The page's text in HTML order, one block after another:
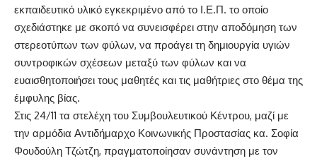
εκπαιδευτικό υλικό εγκεκριμένο από το Ι.Ε.Π. το οποίο
σχεδιάστηκε με σκοπό να συνεισφέρει στην αποδόμηση των
στερεοτύπων των φύλων, να προάγει τη δημιουργία υγιών
συντροφικών σχέσεων μεταξύ των φύλων και να
ευαισθητοποιήσει τους μαθητές και τις μαθήτριες στο θέμα της
έμφυλης βίας.
Στις 24/11 τα στελέχη του Συμβουλευτικού Κέντρου, μαζί με
την αρμόδια Αντιδήμαρχο Κοινωνικής Προστασίας κα. Σοφία
Φουδούλη Τζώτζη, πραγματοποίησαν συνάντηση με τον